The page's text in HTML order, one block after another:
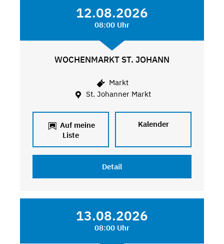
12.08.2026
08:00 Uhr
WOCHENMARKT ST. JOHANN
Markt
St. Johanner Markt
Auf meine
Liste
Kalender
Detail
13.08.2026
08:00 Uhr